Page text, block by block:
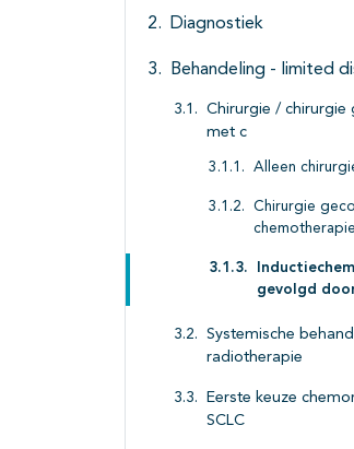
Diagnostiek
Behandeling - limited
Chirurgie / chirurgie
met c
Alleen
Chirurgie
chemotherapie
gevolgd
Systemische
radiotherapie
Eerste keuze
SCLC